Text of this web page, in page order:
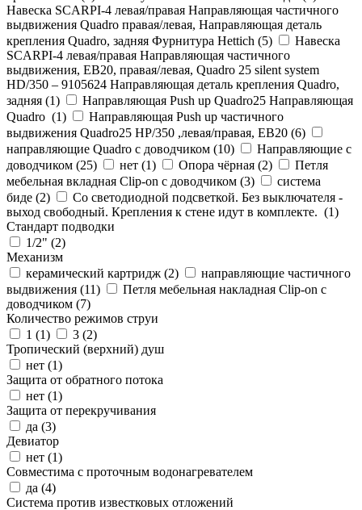
Навеска SCARPI-4 левая/правая Направляющая частичного
выдвижения Quadro правая/левая, Направляющая деталь
крепления Quadro, задняя Фурнитура Hettich (5)
Навеска
SCARPI-4 левая/правая Направляющая частичного
выдвижения, ЕВ20, правая/левая, Quadro 25 silent system
HD/350 – 9105624 Направляющая деталь крепления Quadro,
задняя (1)
Направляющая Push up Quadro25 Направляющая
Quadro (1)
Направляющая Push up частичного
выдвижения Quadro25 НР/350 ,левая/правая, ЕВ20 (6)
направляющие Quadro с доводчиком (10)
Направляющие с
доводчиком (25) нет (1) Опора чёрная (2)
Петля
мебельная вкладная Clip-on с доводчиком (3)
система
биде (2)
Со светодиодной подсветкой. Без выключателя -
выход свободный. Крепления к стене идут в комплекте. (1)
Стандарт подводки
1/2" (2)
Механизм
керамический картридж (2)
направляющие частичного
выдвижения (11)
Петля мебельная накладная Clip-on с
доводчиком (7)
Количество режимов струи
1 (1) 3 (2)
Тропический (верхний) душ
нет (1)
Защита от обратного потока
нет (1)
Защита от перекручивания
да (3)
Девиатор
нет (1)
Совместима с проточным водонагревателем
да (4)
Система против известковых отложений